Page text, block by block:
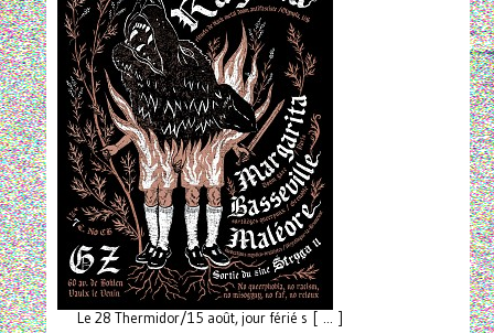
Le 28 Thermidor/15 août, jour férié s [ ... ]